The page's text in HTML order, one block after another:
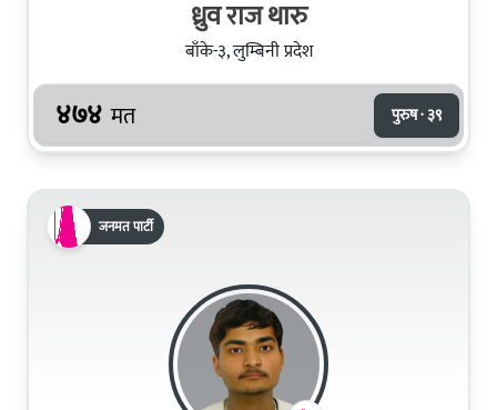
ध्रुव राज थारु
बाँके-३, लुम्बिनी प्रदेश
४७४ मत पुरुष · ३९
जनमत पार्टी